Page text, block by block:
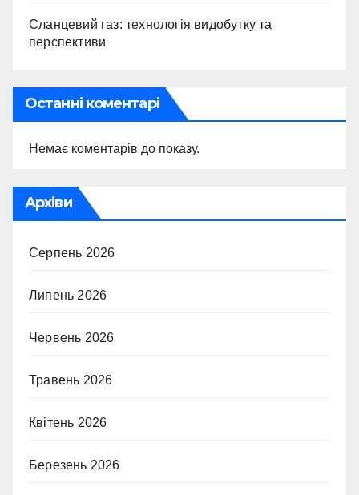
Сланцевий газ: технологія видобутку та
перспективи
Останні коментарі
Немає коментарів до показу.
Архіви
Серпень 2026
Липень 2026
Червень 2026
Травень 2026
Квітень 2026
Березень 2026